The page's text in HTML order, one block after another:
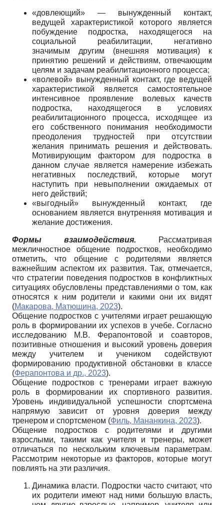
«довлеющий» — вынужденный контакт,
ведущей характеристикой которого является
побуждение подростка, находящегося на
социальной реабилитации, негативно
значимым другим (внешняя мотивация) к
принятию решений и действиям, отвечающим
целям и задачам реабилитационного процесса;
«волевой» вынужденный контакт, где ведущей
характеристикой является самостоятельное
интенсивное проявление волевых качеств
подростка, находящегося в условиях
реабилитационного процесса, исходящее из
его собственного понимания необходимости
преодоления трудностей при отсутствии
желания принимать решения и действовать.
Мотивирующим фактором для подростка в
данном случае является намерение избежать
негативных последствий, которые могут
наступить при невыполнении ожидаемых от
него действий;
«выгодный» вынужденный контакт, где
основанием является внутренняя мотивация и
желание достижения.
Формы взаимодействия. Рассматривая
межличностное общение подростков, необходимо
отметить, что общение с родителями является
важнейшим аспектом их развития. Так, отмечается,
что стратегии поведения подростков в конфликтных
ситуациях обусловлены представлениями о том, как
относятся к ним родители и какими они их видят
(Макарова, Матюшина, 2023).
Общение подростков с учителями играет решающую
роль в формировании их успехов в учебе. Согласно
исследованию М.В. Ферапонтовой и соавторов,
позитивные отношения и высокий уровень доверия
между учителем и учеником содействуют
формированию продуктивной обстановки в классе
(Ферапонтова и др., 2023).
Общение подростков с тренерами играет важную
роль в формировании их спортивного развития.
Уровень индивидуальной успешности спортсмена
напрямую зависит от уровня доверия между
тренером и спортсменом (Филь, Мананкина, 2023).
Общение подростков с родителями и другими
взрослыми, такими как учителя и тренеры, может
отличаться по нескольким ключевым параметрам.
Рассмотрим некоторые из факторов, которые могут
повлиять на эти различия.
Динамика власти. Подростки часто считают, что
их родители имеют над ними большую власть,